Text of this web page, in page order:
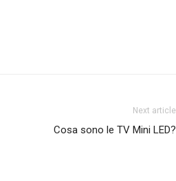
Next article
Cosa sono le TV Mini LED?